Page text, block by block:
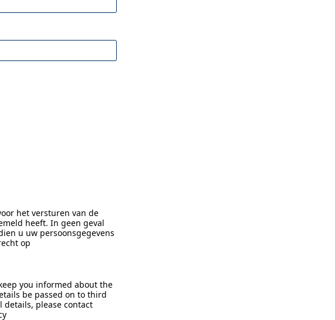
het versturen van de
heeft. In geen geval
u uw persoonsgegevens
op
you informed about the
be passed on to third
details, please contact